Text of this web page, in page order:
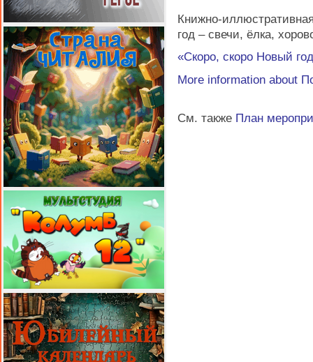
Книжно-
год – свечи, ёлка,
«Скоро, скоро Новый
More information about
См. также План